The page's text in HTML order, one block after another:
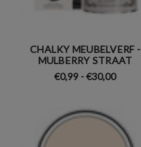
CHALKY MEUBELVERF -
MULBERRY STRAAT
€0,99 - €30,00